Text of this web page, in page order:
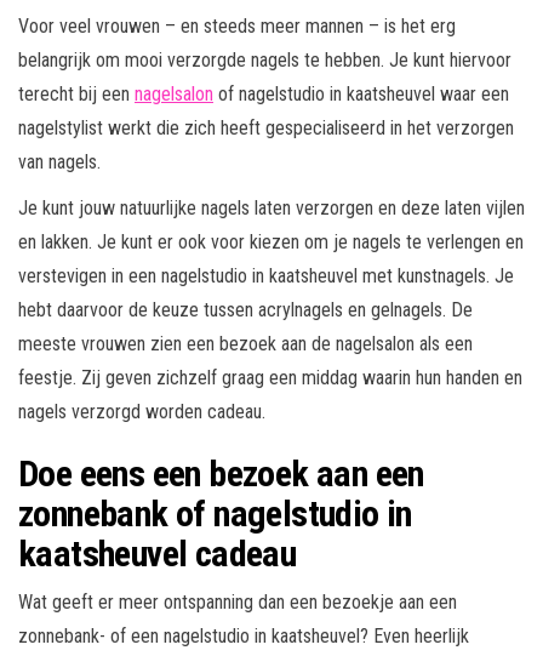
Voor veel vrouwen – en steeds meer mannen – is het erg
belangrijk om mooi verzorgde nagels te hebben. Je kunt hiervoor
terecht bij een nagelsalon of nagelstudio in kaatsheuvel waar een
nagelstylist werkt die zich heeft gespecialiseerd in het verzorgen
van nagels.
Je kunt jouw natuurlijke nagels laten verzorgen en deze laten vijlen
en lakken. Je kunt er ook voor kiezen om je nagels te verlengen en
verstevigen in een nagelstudio in kaatsheuvel met kunstnagels. Je
hebt daarvoor de keuze tussen acrylnagels en gelnagels. De
meeste vrouwen zien een bezoek aan de nagelsalon als een
feestje. Zij geven zichzelf graag een middag waarin hun handen en
nagels verzorgd worden cadeau.
Doe eens een bezoek aan een
zonnebank of nagelstudio in
kaatsheuvel cadeau
Wat geeft er meer ontspanning dan een bezoekje aan een
zonnebank- of een nagelstudio in kaatsheuvel? Even heerlijk